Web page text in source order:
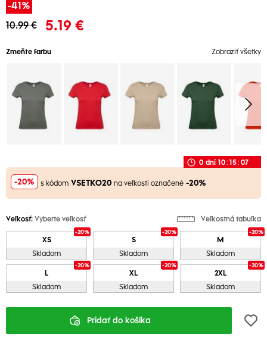
-41%
10.99 €
5.19 €
Zmeňte farbu Zobraziť všetky
0 dní 10: 15: 06
-20% s kódom VSETKO20 na veľkosti označené -20%
Veľkosť: Vyberte veľkosť Veľkostná tabuľka
-20%
XS
Skladom
-20%
S
Skladom
-20%
M
Skladom
-20%
L
Skladom
-20%
XL
Skladom
-20%
2XL
Skladom
Pridať do košíka